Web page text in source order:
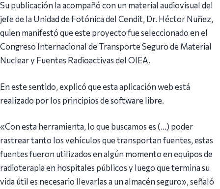
Su publicación la acompañó con un material audiovisual del
jefe de la Unidad de Fotónica del Cendit, Dr. Héctor Nuñez,
quien manifestó que este proyecto fue seleccionado en el
Congreso Internacional de Transporte Seguro de Material
Nuclear y Fuentes Radioactivas del OIEA.
En este sentido, explicó que esta aplicación web está
realizado por los principios de software libre.
«Con esta herramienta, lo que buscamos es (…) poder
rastrear tanto los vehículos que transportan fuentes, estas
fuentes fueron utilizados en algún momento en equipos de
radioterapia en hospitales públicos y luego que termina su
vida útil es necesario llevarlas a un almacén seguro», señaló